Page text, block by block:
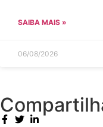
SAIBA MAIS »
06/08/2026